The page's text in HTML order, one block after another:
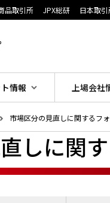
品取引所 JPX総研 日本取
情報 上場会社
市場区分の見直しに関するフ
しに関